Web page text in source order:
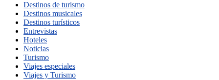
Destinos de turismo
Destinos musicales
Destinos turísticos
Entrevistas
Hoteles
Noticias
Turismo
Viajes especiales
Viajes y Turismo